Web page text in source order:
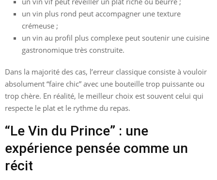
un vin plus rond peut accompagner une texture
crémeuse ;
un vin au profil plus complexe peut soutenir une cuisine
gastronomique très construite.
Dans la majorité des cas, l’erreur classique consiste à vouloir
absolument “faire chic” avec une bouteille trop puissante ou
trop chère. En réalité, le meilleur choix est souvent celui qui
respecte le plat et le rythme du repas.
“Le Vin du Prince” : une
expérience pensée comme un
récit